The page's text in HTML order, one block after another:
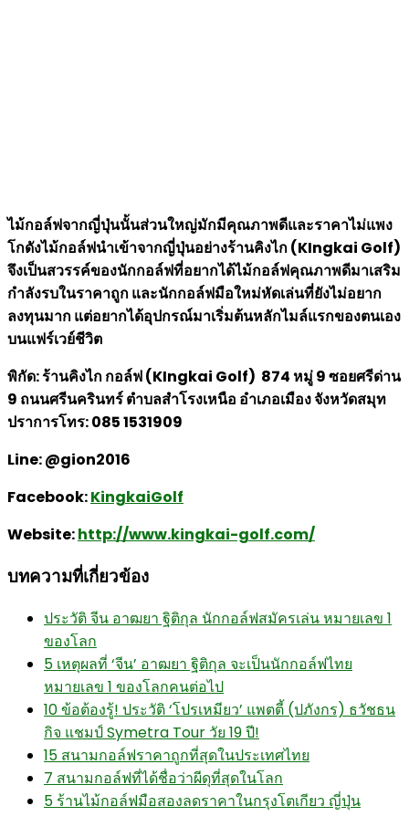
ไม้กอล์ฟจากญี่ปุ่นนั้นส่วนใหญ่มักมีคุณภาพดีและราคาไม่แพง
โกดังไม้กอล์ฟนำเข้าจากญี่ปุ่นอย่างร้านคิงไก(KIngkai Golf)
จึงเป็นสวรรค์ของนักกอล์ฟที่อยากได้ไม้กอล์ฟคุณภาพดีมาเสริม
กำลังรบในราคาถูก และนักกอล์ฟมือใหม่หัดเล่นที่ยังไม่อยาก
ลงทุนมาก แต่อยากได้อุปกรณ์มาเริ่มต้นหลักไมล์แรกของตนเอง
บนแฟร์เวย์ชีวิต
พิกัด: ร้านคิงไก กอล์ฟ (KIngkai Golf) 874 หมู่ 9 ซอยศรีด่าน
9 ถนนศรีนครินทร์ ตำบลสำโรงเหนือ อำเภอเมือง จังหวัดสมุท
ปราการโทร: 085 1531909
Line: @gion2016
Facebook:KingkaiGolf
Website:http://www.kingkai-golf.com/
บทความที่เกี่ยวข้อง
ประวัติ จีน อาฒยา ฐิติกุล นักกอล์ฟสมัครเล่น หมายเลข 1
ของโลก
5 เหตุผลที่ ‘จีน’ อาฒยา ฐิติกุล จะเป็นนักกอล์ฟไทย
หมายเลข 1 ของโลกคนต่อไป
10 ข้อต้องรู้! ประวัติ ‘โปรเหมียว’ แพตตี้ (ปภังกร) ธวัชธน
กิจ แชมป์ Symetra Tour วัย 19 ปี!
15 สนามกอล์ฟราคาถูกที่สุดในประเทศไทย
7 สนามกอล์ฟที่ได้ชื่อว่าผีดุที่สุดในโลก
5 ร้านไม้กอล์ฟมือสองลดราคาในกรุงโตเกียว ญี่ปุ่น